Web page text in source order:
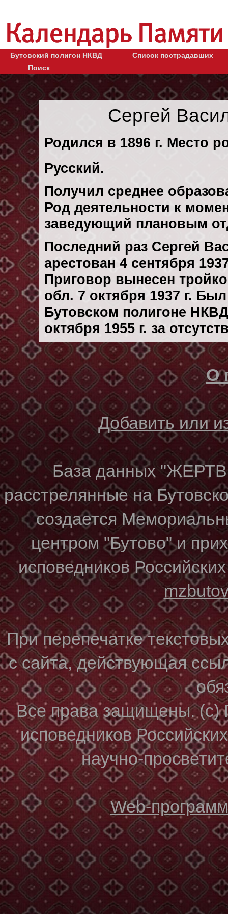
Бутовский полигон НКВД
Список пострадавших
Поиск
Сергей
Родился в 1896 г. Место
Русский.
Получил среднее
Род деятельности к
заведующий плановым
Последний раз Сергей
арестован 4 сентября
Приговор вынесен
обл. 7 октября 1937 г.
Бутовском полигоне
октября 1955 г. за
О
Добавить или
База данных
расстрелянные на
создается
центром "Бутово" и
исповедников
При перепечатке
с сайта, действующая
Все права защищены. (с)
исповедников
научно-
Web-